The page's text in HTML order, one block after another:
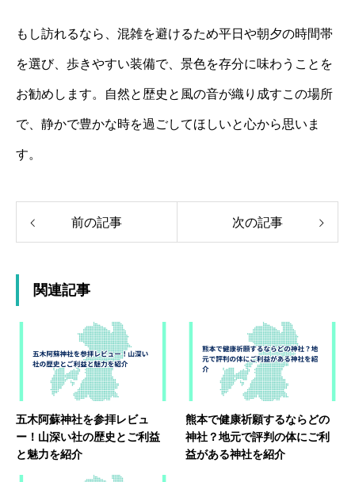
もし訪れるなら、混雑を避けるため平日や朝夕の時間帯
を選び、歩きやすい装備で、景色を存分に味わうことを
お勧めします。自然と歴史と風の音が織り成すこの場所
で、静かで豊かな時を過ごしてほしいと心から思いま
す。
前の記事 次の記事
関連記事
五木阿蘇神社を参拝レビュ
ー！山深い社の歴史とご利益
と魅力を紹介
熊本で健康祈願するならどの
神社？地元で評判の体にご利
益がある神社を紹介